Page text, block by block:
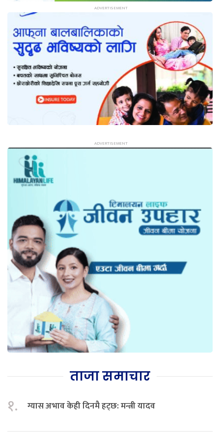
ताजा समाचार
१. ग्यास अभाव केही दिनमै हट्छ: मन्त्री यादव